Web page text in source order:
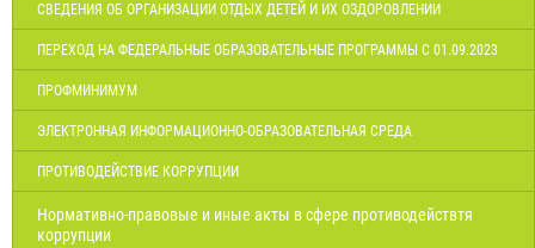
СВЕДЕНИЯ ОБ ОРГАНИЗАЦИИ ОТДЫХ ДЕТЕЙ И ИХ ОЗДОРОВЛЕНИИ
ПЕРЕХОД НА ФЕДЕРАЛЬНЫЕ ОБРАЗОВАТЕЛЬНЫЕ ПРОГРАММЫ С 01.09.2023
ПРОФМИНИМУМ
ЭЛЕКТРОННАЯ ИНФОРМАЦИОННО-ОБРАЗОВАТЕЛЬНАЯ СРЕДА
ПРОТИВОДЕЙСТВИЕ КОРРУПЦИИ
Нормативно-правовые и иные акты в сфере противодействтя
коррупции